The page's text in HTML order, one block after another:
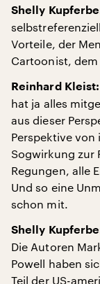
Shelly
Vorteile, der
Cartoonist,
Reinhard Kleist:
hat ja alles
aus dieser
Perspektive von
Sogwirkung zur
Regungen, alle
Und so eine
schon mit.
Shelly
Die Autoren
Powell haben
Teil der US-